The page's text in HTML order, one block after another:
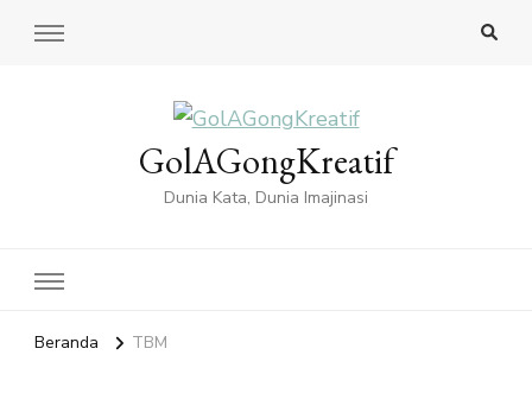
GolAGongKreatif
Dunia Kata, Dunia Imajinasi
Beranda TBM